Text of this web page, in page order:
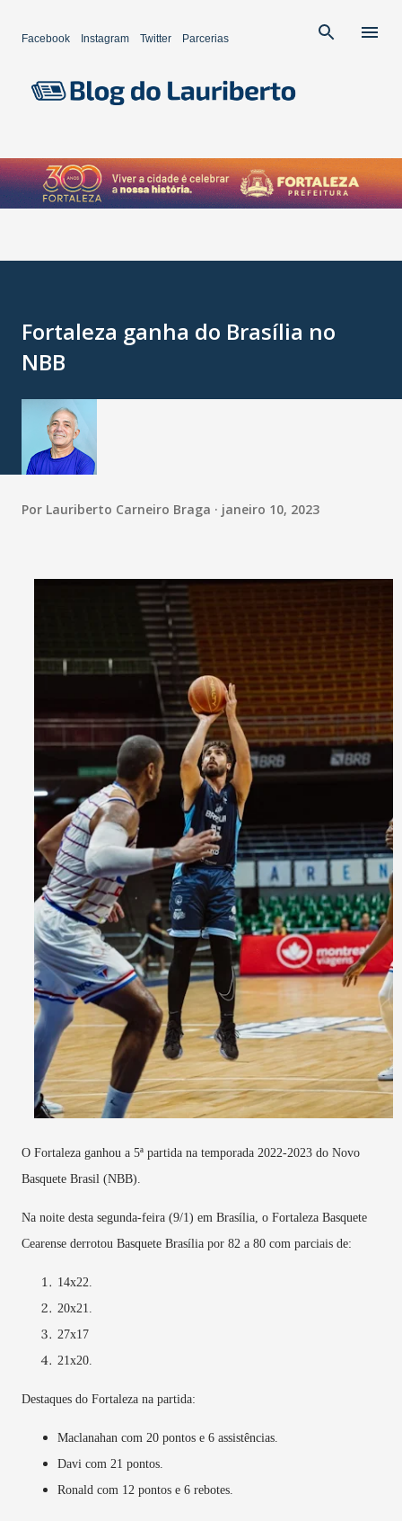
Facebook Instagram Twitter Parcerias
Fortaleza ganha do Brasília no
NBB
Por Lauriberto Carneiro Braga janeiro 10, 2023
O Fortaleza ganhou a 5ª partida na temporada 2022-2023 do Novo
Basquete Brasil (NBB).
Na noite desta segunda-feira (9/1) em Brasília, o Fortaleza Basquete
Cearense derrotou Basquete Brasília por 82 a 80 com parciais de:
14x22.
20x21.
27x17
21x20.
Destaques do Fortaleza na partida:
Maclanahan com 20 pontos e 6 assistências.
Davi com 21 pontos.
Ronald com 12 pontos e 6 rebotes.